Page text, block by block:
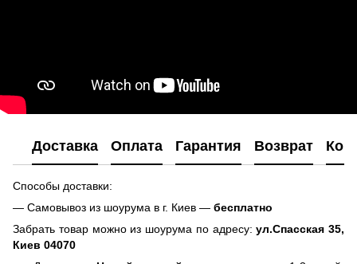
Доставка Оплата Гарантия Возврат
Способы доставки:
— Самовывоз из шоурума в г. Киев — бесплатно
Забрать товар можно из шоурума по адресу:ул.Спасская 35,
Киев 04070